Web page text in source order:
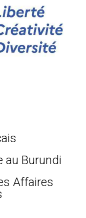
au Burundi
Affaires